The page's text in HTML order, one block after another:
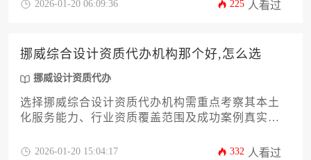
2026-01-20 06:09:36 225 人看过
挪威综合设计资质代办机构那个好,怎么选
挪威设计资质代办
选择挪威综合设计资质代办机构需重点考察其本土
化服务能力、行业资质覆盖范围及成功案例真实
障体系和隐形服务细节来做出决策。
2026-01-20 15:04:17 332 人看过